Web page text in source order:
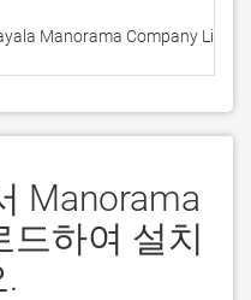
Manorama Company
Manorama
드하여 설치